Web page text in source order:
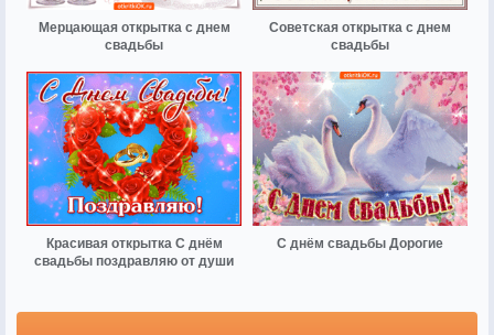
Мерцающая открытка с днем
свадьбы
Советская открытка с днем
свадьбы
Красивая открытка С днём
свадьбы поздравляю от души
С днём свадьбы Дорогие